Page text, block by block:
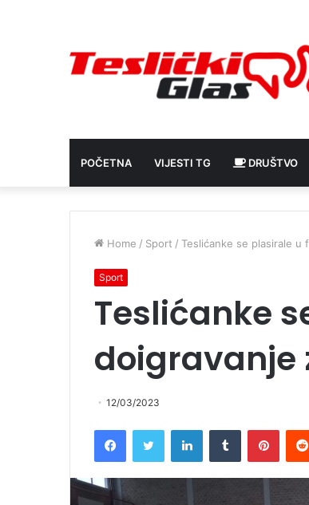
POČETNA VIJESTI TG DRUŠTVO
Home / Sport / Teslićanke se plasirale u
Sport
Teslićanke
doigravanje
12/03/2023
FacebookTwitter LinkedInTumblr